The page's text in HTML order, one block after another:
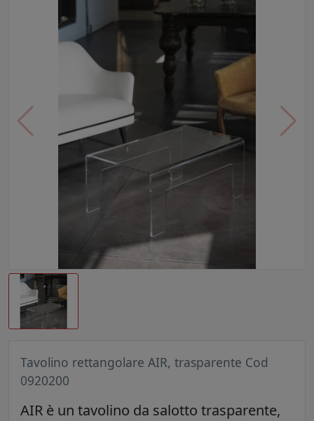
Tavolino rettangolare AIR, trasparente Cod
0920200
AIR è un tavolino da salotto trasparente,